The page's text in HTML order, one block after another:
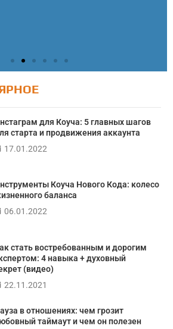
свою жизнь?
основе шкалы локуса контроля
Джулиана Роттерадля Коуча: 5 главных шагов
старта и продвижения аккаунта
17.01.2022
Коуча Нового Кода: колесо
баланса
06.01.2022
стать востребованным и дорогим
4 навыка + духовный
(видео)
22.11.2021
в отношениях: чем грозит
таймаут и чем он полезен